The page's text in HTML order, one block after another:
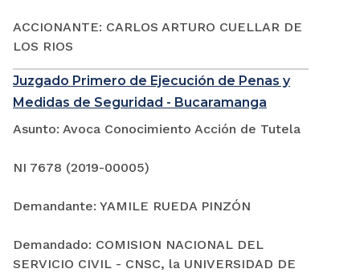
ACCIONANTE: CARLOS ARTURO CUELLAR DE
LOS RIOS
Juzgado Primero de Ejecución de Penas y
Medidas de Seguridad - Bucaramanga
Asunto: Avoca Conocimiento Acción de Tutela
NI 7678 (2019-00005)
Demandante: YAMILE RUEDA PINZÓN
Demandado: COMISION NACIONAL DEL
SERVICIO CIVIL - CNSC, la UNIVERSIDAD DE